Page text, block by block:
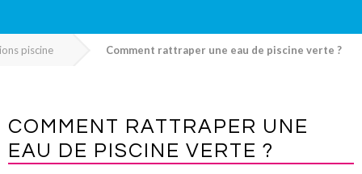
piscine Comment rattraper une eau de piscine verte ?
COMMENT RATTRAPER UNE
EAU DE PISCINE VERTE ?